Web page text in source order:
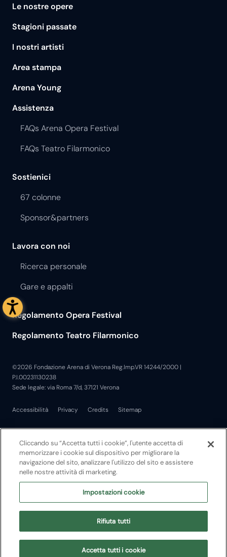
Le nostre opere
Stagioni passate
I nostri artisti
Area stampa
Arena Young
Assistenza
FAQs Arena Opera Festival
FAQs Teatro Filarmonico
Sostienici
67 colonne
Sponsor&partners
Lavora con noi
Ricerca personale
Gare e appalti
Regolamento Opera Festival
Regolamento Teatro Filarmonico
©2026 Fondazione Arena di Verona Reg.Imp.VR 14244/2000 |
P.I.00231130238
Sede legale: via Roma 7/d, 37121 Verona
Accessibilità Privacy Credits Sitemap
Cliccando su “Accetta tutti i cookie”, l'utente accetta di
memorizzare i cookie sul dispositivo per migliorare la
navigazione del sito, analizzare l'utilizzo del sito e assistere
nelle nostre attività di marketing.
Impostazioni cookie
Rifiuta tutti
Accetta tutti i cookie